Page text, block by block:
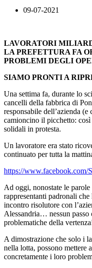
09-07-2021
LAVORATORI
LA PREFETTURA FA
PROBLEMI DEGLI
SIAMO PRONTI A
Una settima fa, durante lo
cancelli della fabbrica di
responsabile dell’azienda
camioncino il picchetto:
solidali in protesta.
Un lavoratore era stato
continuato per tutta la
https://www.facebook.com/
Ad oggi, nonostate le
rappresentanti padronali
incontro risolutore con
Alessandria… nessun passo
problematiche della
A dimostrazione che solo i
nella lotta, possono mettere
concretamente i loro